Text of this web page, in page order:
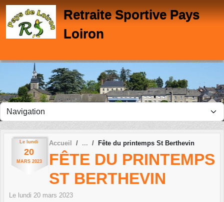
Retraite Sportive Pays
Loiron
Le lundi
20
MARS 2023
Accueil Fête du printemps St Berthevin
FÊTE DU PRINTEMPS
ST BERTHEVIN
Le lundi 20 mars 2023
Panneau de gestion des cookies